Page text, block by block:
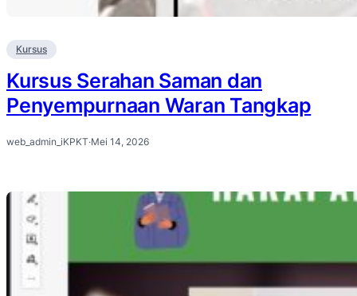
Kursus
Kursus Serahan Saman dan
Penyempurnaan Waran Tangkap
web_admin_iKPKT·Mei 14, 2026